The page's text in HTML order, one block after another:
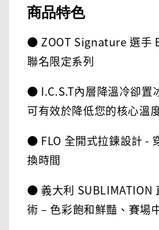
商品特色
● ZOOT Signature 選手
聯名限定系列
● I.C.S.T內層降溫冷卻置
可有效於降低您的核心溫
● FLO 全開式拉鍊設計 -
換時間
● 義大利 SUBLIMATION
術 – 色彩飽和鮮豔、賽場